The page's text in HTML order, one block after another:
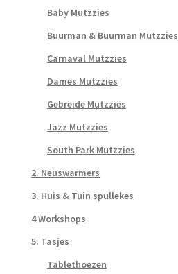
Baby Mutzzies
Buurman & Buurman Mutzzies
Carnaval Mutzzies
Dames Mutzzies
Gebreide Mutzzies
Jazz Mutzzies
South Park Mutzzies
2. Neuswarmers
3. Huis & Tuin spullekes
4 Workshops
5. Tasjes
Tablethoezen